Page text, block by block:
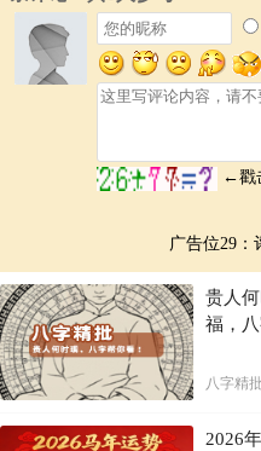
广告位29：
贵人
福，
八字精
2026